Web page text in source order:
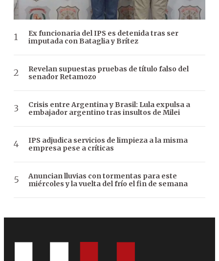
Ex funcionaria del IPS es detenida tras ser
imputada con Bataglia y Brítez
Revelan supuestas pruebas de título falso del
senador Retamozo
Crisis entre Argentina y Brasil: Lula expulsa a
embajador argentino tras insultos de Milei
IPS adjudica servicios de limpieza a la misma
empresa pese a críticas
Anuncian lluvias con tormentas para este
miércoles y la vuelta del frío el fin de semana